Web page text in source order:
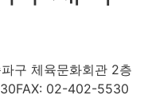
구 체육문화회관 2층
FAX: 02-402-5530